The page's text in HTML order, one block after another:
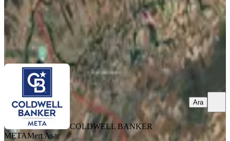
COLDWELL BANKER META Mert Asar
Ara
COLDWELL BANKER
METAMert Asar
Ara